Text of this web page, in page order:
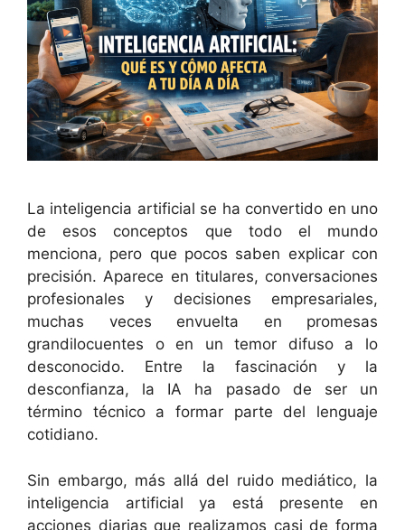
La inteligencia artificial se ha convertido en uno
de esos conceptos que todo el mundo
menciona, pero que pocos saben explicar con
precisión. Aparece en titulares, conversaciones
profesionales y decisiones empresariales,
muchas veces envuelta en promesas
grandilocuentes o en un temor difuso a lo
desconocido. Entre la fascinación y la
desconfianza, la IA ha pasado de ser un
término técnico a formar parte del lenguaje
cotidiano.
Sin embargo, más allá del ruido mediático, la
inteligencia artificial ya está presente en
acciones diarias que realizamos casi de forma